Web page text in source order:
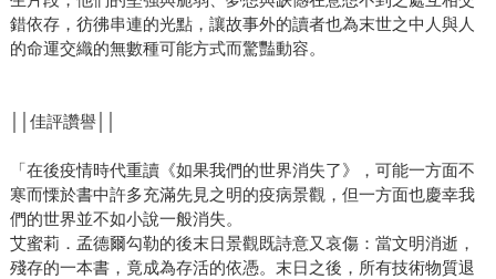
錯依存，彷彿串連的光點，讓故事外的讀者也為末世之中人與人
的命運交織的無數種可能方式而驚豔動容。
││佳評讚譽││
「在後疫情時代重讀《如果我們的世界消失了》，可能一方面不
寒而慄於書中許多充滿先見之明的疫病景觀，但一方面也慶幸我
們的世界並不如小說一般消失。
艾蜜莉．孟德爾勾勒的後末日景觀既詩意又哀傷：當文明消逝，
殘存的一本書，竟成為存活的依憑。末日之後，所有技術物質退